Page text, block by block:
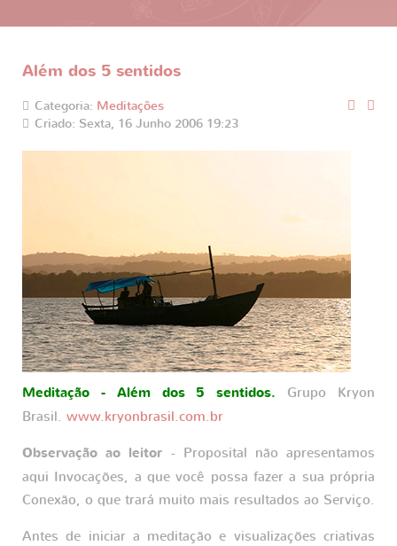
Além dos 5 sentidos
Categoria: Meditações
Criado: Sexta, 16 Junho 2006 19:23
Meditação - Além dos 5 sentidos. Grupo Kryon
Brasil. www.kryonbrasil.com.br
Observação ao leitor - Proposital não apresentamos
aqui Invocações, a que você possa fazer a sua própria
Conexão, o que trará muito mais resultados ao Serviço.
Antes de iniciar a meditação e visualizações criativas